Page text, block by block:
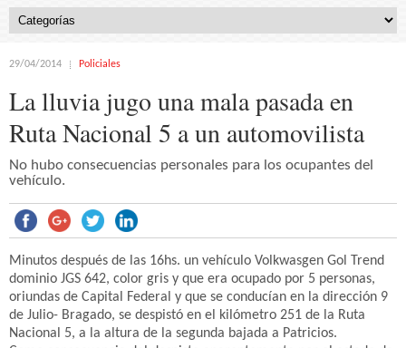
29/04/2014 Policiales
La lluvia jugo una mala pasada en
Ruta Nacional 5 a un automovilista
No hubo consecuencias personales para los ocupantes del
vehículo.
Minutos después de las 16hs. un vehículo Volkwasgen Gol Trend
dominio JGS 642, color gris y que era ocupado por 5 personas,
oriundas de Capital Federal y que se conducían en la dirección 9
de Julio- Bragado, se despistó en el kilómetro 251 de la Ruta
Nacional 5, a la altura de la segunda bajada a Patricios.